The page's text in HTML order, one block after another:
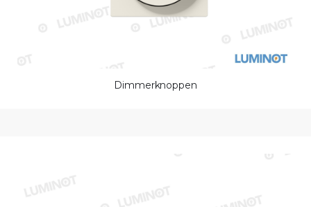
Dimmerknoppen